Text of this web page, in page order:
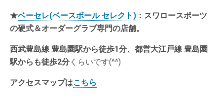
★ベーセレ(ベースボール セレクト) ：スワロースポーツ
の硬式＆オーダーグラブ専門の店舗。
西武豊島線 豊島園駅から徒歩1分、都営大江戸線 豊島園
駅からも徒歩2分 くらいです(^^)
アクセスマップはこちら